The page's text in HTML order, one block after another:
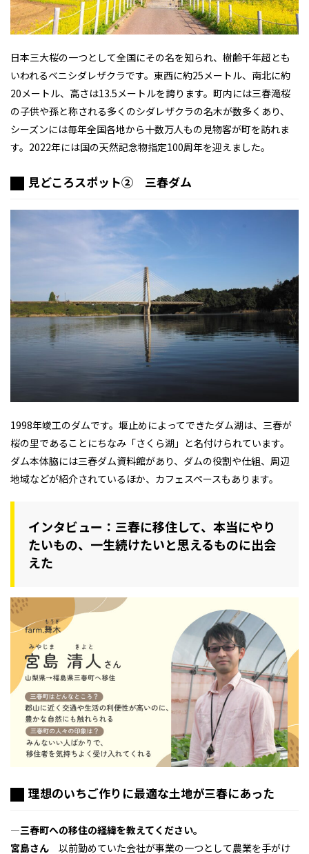
日本三大桜の一つとして全国にその名を知られ、樹齢千年超とも
いわれるベニシダレザクラです。東西に約25メートル、南北に約
20メートル、高さは13.5メートルを誇ります。町内には三春滝桜
の子供や孫と称される多くのシダレザクラの名木が数多くあり、
シーズンには毎年全国各地から十数万人もの見物客が町を訪れま
す。2022年には国の天然記念物指定100周年を迎えました。
見どころスポット② 三春ダム
1998年竣工のダムです。堰止めによってできたダム湖は、三春が
桜の里であることにちなみ「さくら湖」と名付けられています。
ダム本体脇には三春ダム資料館があり、ダムの役割や仕組、周辺
地域などが紹介されているほか、カフェスペースもあります。
インタビュー：三春に移住して、本当にやり
たいもの、一生続けたいと思えるものに出会
えた
理想のいちご作りに最適な土地が三春にあった
―三春町への移住の経緯を教えてください。
宮島さん 以前勤めていた会社が事業の一つとして農業を手がけ